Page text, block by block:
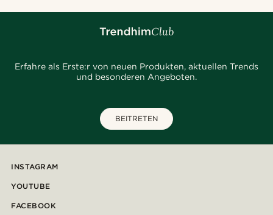
Erfahre als Erste:r von neuen Produkten, aktuellen Trends
und besonderen Angeboten.
BEITRETEN
INSTAGRAM
YOUTUBE
FACEBOOK